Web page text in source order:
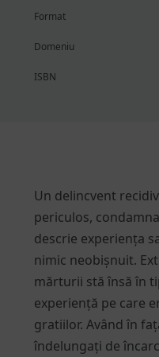
Format
Domeniu
ISBN
Un delincvent
periculos,
descrie experiența
nimic neobișnuit.
mărturii stă însă în
experiență pe care
gratiilor. Având în
îndelungați de